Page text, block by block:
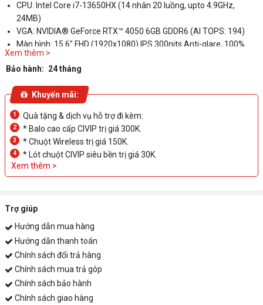
CPU: Intel Core i7-13650HX (14 nhân 20 luồng, upto 4.9GHz,
24MB)
VGA: NVIDIA® GeForce RTX™ 4050 6GB GDDR6 (AI TOPS: 194)
Màn hình: 15.6" FHD (1920x1080) IPS 300nits Anti-glare, 100%
sRGB, 144Hz, G-SYNC®
RAM: 1x 16GB SO-DIMM DDR5-4800 (2 slots up to 32GB)
Pin: 60Wh
Cân nặng: 2.38 kg
Tính năng: 4-Zone RGB Backlit, English
Màu sắc: Xám
OS: Windows 11 Home
Xem thêm >
Bảo hành: 24 tháng
Khuyến mãi:
1 Quà tặng & dịch vụ hỗ trợ đi kèm:
2 * Balo cao cấp CIVIP trị giá 300K.
3 * Chuột Wireless trị giá 150K.
4
* Lót chuột CIVIP siêu bền trị giá 30K.
Xem thêm >
Trợ giúp
Hướng dẫn mua hàng
Hướng dẫn thanh toán
Chính sách đổi trả hàng
Chính sách mua trả góp
Chính sách bảo hành
Chính sách giao hàng